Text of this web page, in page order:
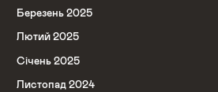
Березень 2025
Лютий 2025
Січень 2025
Листопад 2024